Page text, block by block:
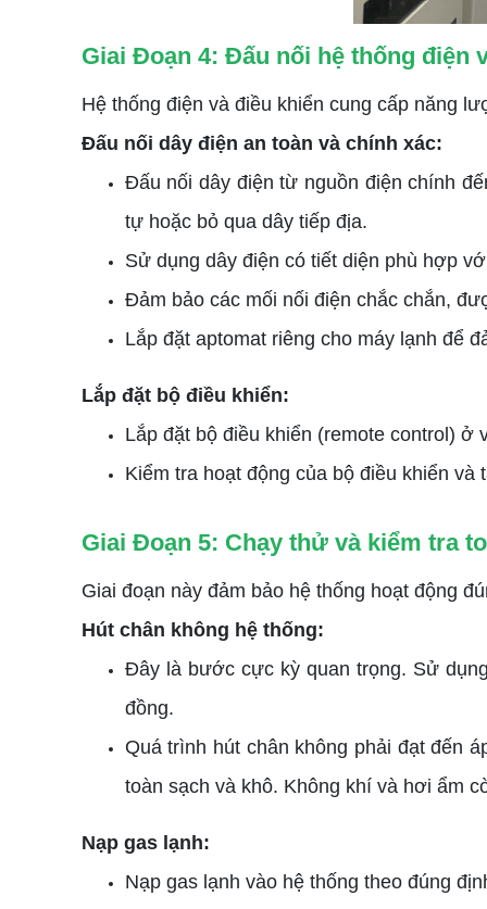
Giai Đoạn 4: Đấu nối hệ thống điện
Hệ thống điện và điều khiển cung cấp năng
Đấu nối dây điện an toàn và chính xác:
Đấu nối dây điện từ nguồn điện chính
tự hoặc bỏ qua dây tiếp địa.
Sử dụng dây điện có tiết diện phù hợp
Đảm bảo các mối nối điện chắc chắn,
Lắp đặt aptomat riêng cho máy lạnh để
Lắp đặt bộ điều khiển:
Lắp đặt bộ điều khiển (remote control)
Kiểm tra hoạt động của bộ điều khiển
Giai Đoạn 5: Chạy thử và kiểm tra
Giai đoạn này đảm bảo hệ thống hoạt động
Hút chân không hệ thống:
Đây là bước cực kỳ quan trọng. Sử
đồng.
Quá trình hút chân không phải đạt đến
toàn sạch và khô. Không khí và hơi ẩm
Nạp gas lạnh:
Nạp gas lạnh vào hệ thống theo đúng